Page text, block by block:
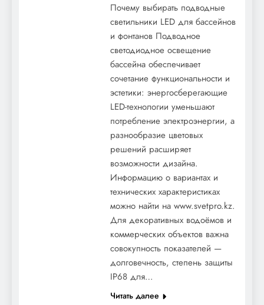
Почему выбирать подводные
светильники LED для бассейнов
и фонтанов Подводное
светодиодное освещение
бассейна обеспечивает
сочетание функциональности и
эстетики: энергосберегающие
LED-технологии уменьшают
потребление электроэнергии, а
разнообразие цветовых
решений расширяет
возможности дизайна.
Информацию о вариантах и
технических характеристиках
можно найти на www.svetpro.kz.
Для декоративных водоёмов и
коммерческих объектов важна
совокупность показателей —
долговечность, степень защиты
IP68 для…
Читать далее